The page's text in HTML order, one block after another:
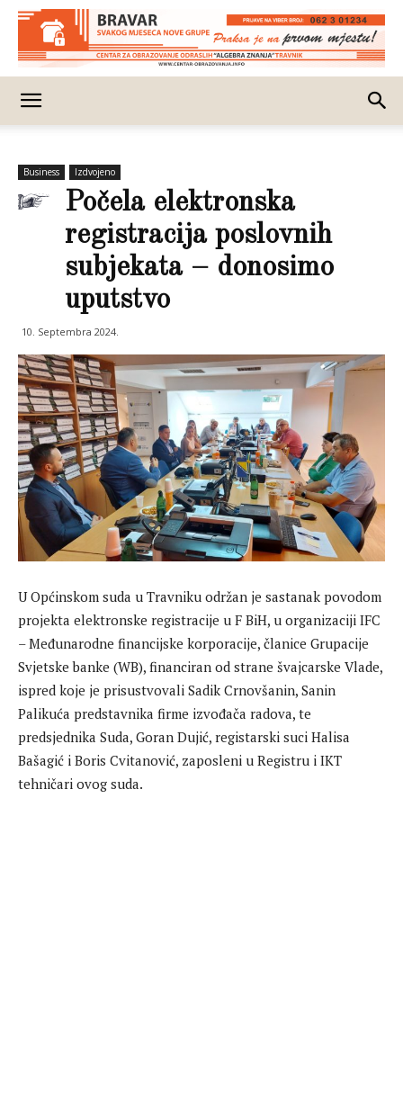
Business Izdvojeno
Počela elektronska
registracija poslovnih
subjekata – donosimo
uputstvo
10. Septembra 2024.
U Općinskom suda u Travniku održan je sastanak povodom
projekta elektronske registracije u F BiH, u organizaciji IFC
– Međunarodne financijske korporacije, članice Grupacije
Svjetske banke (WB), financiran od strane švajcarske Vlade,
ispred koje je prisustvovali Sadik Crnovšanin, Sanin
Palikuća predstavnika firme izvođača radova, te
predsjednika Suda, Goran Dujić, registarski suci Halisa
Bašagić i Boris Cvitanović, zaposleni u Registru i IKT
tehničari ovog suda.